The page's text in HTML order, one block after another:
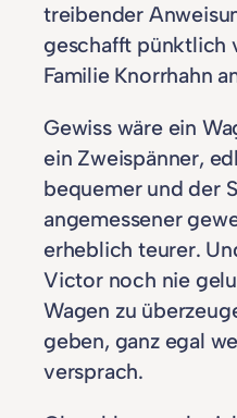
treibender
geschafft pünktlich
Familie Knorrhahn
Gewiss wäre ein
ein Zweispänner,
bequemer und der
angemessener
erheblich teurer.
Victor noch nie
Wagen zu
geben, ganz egal
versprach.